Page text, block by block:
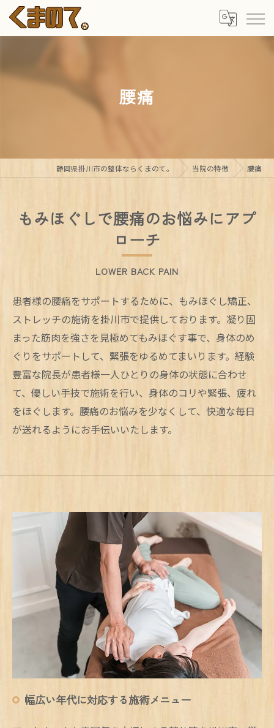
腰痛
静岡県掛川市の整体ならくまのて。 当院の特徴 腰痛
もみほぐしで腰痛のお悩みにアプ
ローチ
LOWER BACK PAIN
患者様の腰痛をサポートするために、もみほぐし矯正、
ストレッチの施術を掛川市で提供しております。凝り固
まった筋肉を強さを見極めてもみほぐす事で、身体のめ
ぐりをサポートして、緊張をゆるめてまいります。経験
豊富な院長が患者様一人ひとりの身体の状態に合わせ
て、優しい手技で施術を行い、身体のコリや緊張、疲れ
をほぐします。腰痛のお悩みを少なくして、快適な毎日
が送れるようにお手伝いいたします。
幅広い年代に対応する施術メニュー